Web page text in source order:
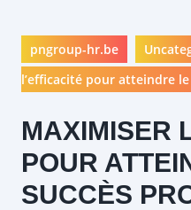
pngroup-hr.be
l’efficacité pour atteindre
MAXIMISER
POUR
SUCCÈS